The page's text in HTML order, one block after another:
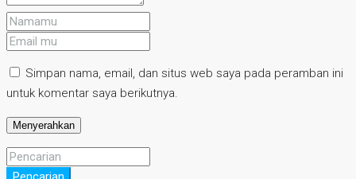
Simpan nama, email, dan situs web saya pada peramban ini
untuk komentar saya berikutnya.